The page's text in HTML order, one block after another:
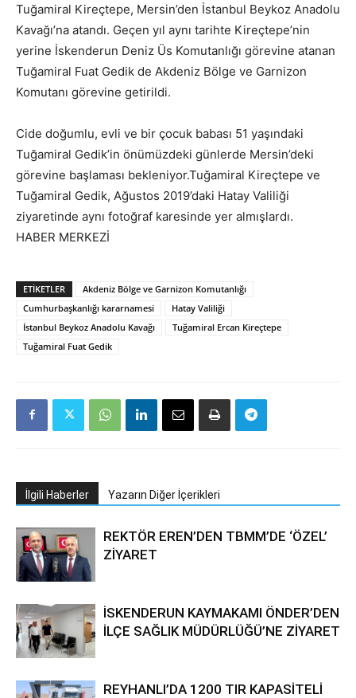
Tuğamiral Kireçtepe, Mersin’den İstanbul Beykoz Anadolu
Kavağı’na atandı. Geçen yıl aynı tarihte Kireçtepe’nin
yerine İskenderun Deniz Üs Komutanlığı görevine atanan
Tuğamiral Fuat Gedik de Akdeniz Bölge ve Garnizon
Komutanı görevine getirildi.
Cide doğumlu, evli ve bir çocuk babası 51 yaşındaki
Tuğamiral Gedik’in önümüzdeki günlerde Mersin’deki
görevine başlaması bekleniyor.Tuğamiral Kireçtepe ve
Tuğamiral Gedik, Ağustos 2019’daki Hatay Valiliği
ziyaretinde aynı fotoğraf karesinde yer almışlardı.
HABER MERKEZİ
ETIKETLER
Akdeniz Bölge ve Garnizon Komutanlığı
Cumhurbaşkanlığı kararnamesi
Hatay Valiliği
İstanbul Beykoz Anadolu Kavağı
Tuğamiral Ercan Kireçtepe
Tuğamiral Fuat Gedik
İlgili Haberler Yazarın Diğer İçerikleri
REKTÖR EREN’DEN TBMM’DE ‘ÖZEL’
ZİYARET
İSKENDERUN KAYMAKAMI ÖNDER’DEN
İLÇE SAĞLIK MÜDÜRLÜĞÜ’NE ZİYARET
REYHANLI’DA 1200 TIR KAPASİTELİ